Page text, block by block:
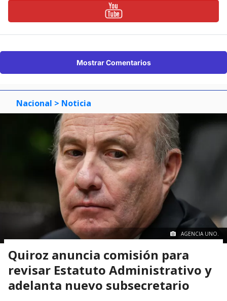
Mostrar Comentarios
Nacional > Noticia
AGENCIA UNO.
Quiroz anuncia comisión para
revisar Estatuto Administrativo y
adelanta nuevo subsecretario